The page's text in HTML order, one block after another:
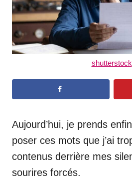
shutterstock
Aujourd’hui, je prends
poser ces mots que j’ai
contenus derrière mes
sourires forcés.